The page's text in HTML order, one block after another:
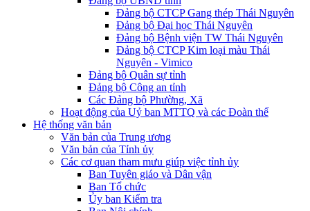
Đảng bộ CTCP Gang thép Thái Nguyên
Đảng bộ Đại học Thái Nguyên
Đảng bộ Bệnh viện TW Thái Nguyên
Đảng bộ CTCP Kim loại màu Thái
Nguyên - Vimico
Đảng bộ Quân sự tỉnh
Đảng bộ Công an tỉnh
Các Đảng bộ Phường, Xã
Hoạt động của Uỷ ban MTTQ và các Đoàn thể
Hệ thống văn bản
Văn bản của Trung ương
Văn bản của Tỉnh ủy
Các cơ quan tham mưu giúp việc tỉnh ủy
Ban Tuyên giáo và Dân vận
Ban Tổ chức
Ủy ban Kiểm tra